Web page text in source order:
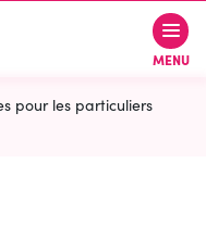
MENU
pour les particuliers